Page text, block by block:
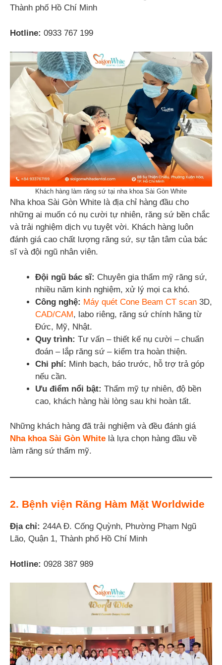
Thành phố Hồ Chí Minh
Hotline: 0933 767 199
Khách hàng làm răng sứ tại nha khoa Sài Gòn White
Nha khoa Sài Gòn White là địa chỉ hàng đầu cho
những ai muốn có nụ cười tự nhiên, răng sứ bền chắc
và trải nghiệm dịch vụ tuyệt vời. Khách hàng luôn
đánh giá cao chất lượng răng sứ, sự tận tâm của bác
sĩ và đội ngũ nhân viên.
Đội ngũ bác sĩ: Chuyên gia thẩm mỹ răng sứ,
nhiều năm kinh nghiệm, xử lý mọi ca khó.
Công nghệ: Máy quét Cone Beam CT scan 3D,
CAD/CAM, labo riêng, răng sứ chính hãng từ
Đức, Mỹ, Nhật.
Quy trình: Tư vấn – thiết kế nụ cười – chuẩn
đoán – lắp răng sứ – kiểm tra hoàn thiện.
Chi phí: Minh bạch, báo trước, hỗ trợ trả góp
nếu cần.
Ưu điểm nổi bật: Thẩm mỹ tự nhiên, độ bền
cao, khách hàng hài lòng sau khi hoàn tất.
Những khách hàng đã trải nghiệm và đều đánh giá
Nha khoa Sài Gòn White là lựa chọn hàng đầu về
làm răng sứ thẩm mỹ.
2. Bệnh viện Răng Hàm Mặt Worldwide
Địa chỉ: 244A Đ. Cống Quỳnh, Phường Phạm Ngũ
Lão, Quận 1, Thành phố Hồ Chí Minh
Hotline: 0928 387 989